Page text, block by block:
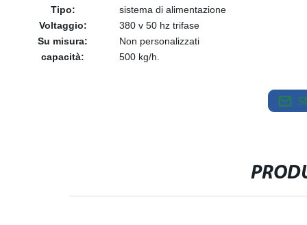
Tipo:
sistema di alimentazione
Voltaggio:
380 v 50 hz trifase
Su misura:
Non personalizzati
capacità:
500 kg/h.